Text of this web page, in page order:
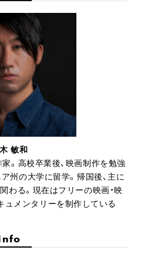
敏和
。高校卒業後、映画制作を勉強
州の大学に留学。帰国後、主に
わる。現在はフリーの映画・映
ュメンタリーを制作している